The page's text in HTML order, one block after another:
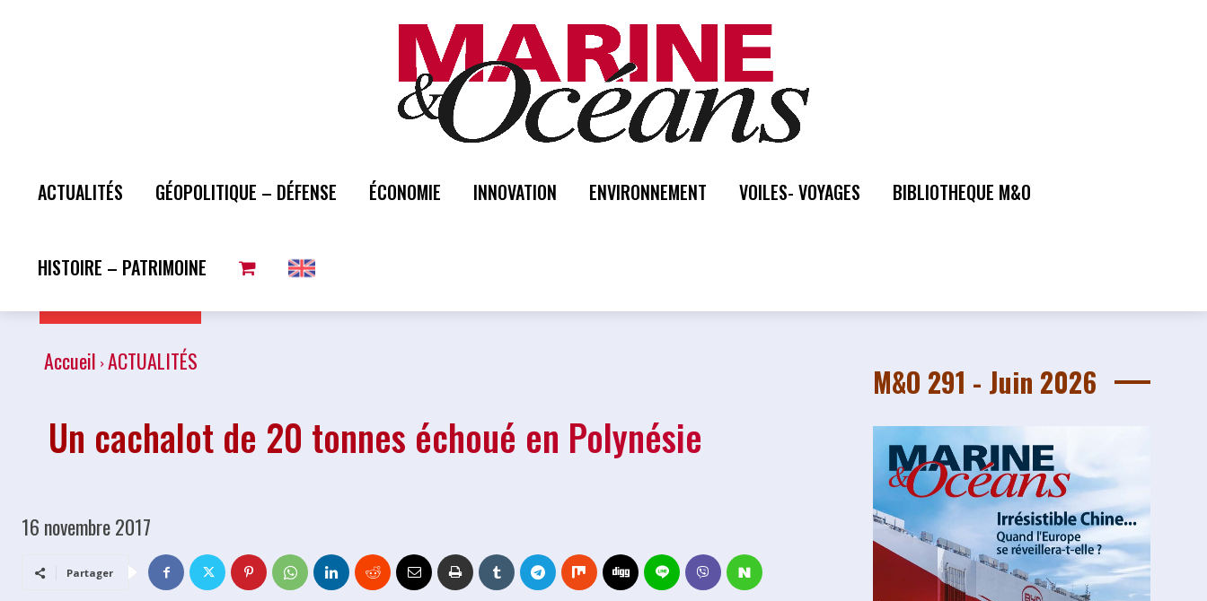
ACTUALITÉS GÉOPOLITIQUE – DÉFENSE ÉCONOMIE INNOVATION ENVIRONNEMENT VOILES- VOYAGES BIBLIOTHEQUE M&O
HISTOIRE – PATRIMOINE
Accueil ACTUALITÉS
Un cachalot de 20 tonnes échoué en Polynésie
16 novembre 2017
Partager
M&O 291 - Juin 2026